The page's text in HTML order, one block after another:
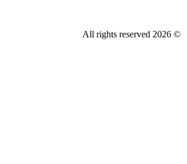
All rights reserved 2026 ©